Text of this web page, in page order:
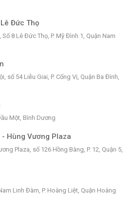
Đức Thọ
Số 8 Lê Đức Thọ, P. Mỹ Đình 1, Quận Nam
số 54 Liễu Giai, P. Cống Vị, Quận Ba Đình,
Một, Bình Dương
Hùng Vương Plaza
Plaza, số 126 Hồng Bàng, P. 12, Quận 5,
Linh Đàm, P. Hoàng Liệt, Quận Hoàng